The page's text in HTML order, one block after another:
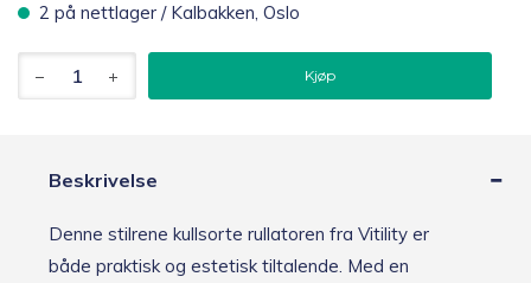
2 på nettlager / Kalbakken, Oslo
sammenleggbar
rullator
antall
Kjøp
Beskrivelse
Denne stilrene kullsorte rullatoren fra Vitility er
både praktisk og estetisk tiltalende. Med en